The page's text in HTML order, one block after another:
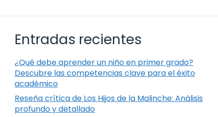
Entradas recientes
¿Qué debe aprender un niño en primer grado?
Descubre las competencias clave para el éxito
académico
Reseña crítica de Los Hijos de la Malinche: Análisis
profundo y detallado